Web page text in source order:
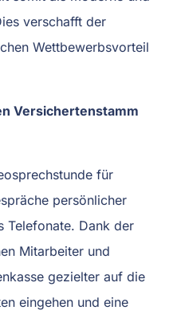
verschafft der
Wettbewerbsvorteil
Versichertenstamm
für
persönlicher
Telefonate. Dank der
Mitarbeiter und
gezielter auf die
eingehen und eine